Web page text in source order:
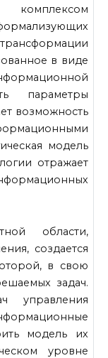
комплексом
в виде
параметры
возможность
модель
отражает
области,
создается
в свою
задач.
управления
модель их
уровне